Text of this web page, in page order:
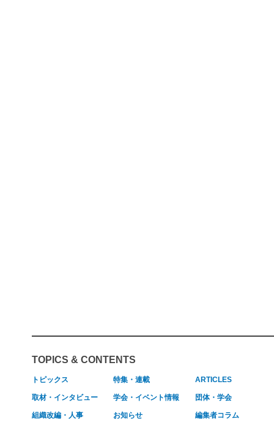
TOPICS & CONTENTS
トピックス 特集・連載 ARTICLES
取材・インタビュー 学会・イベント情報 団体・学会
組織改編・人事 お知らせ 編集者コラム